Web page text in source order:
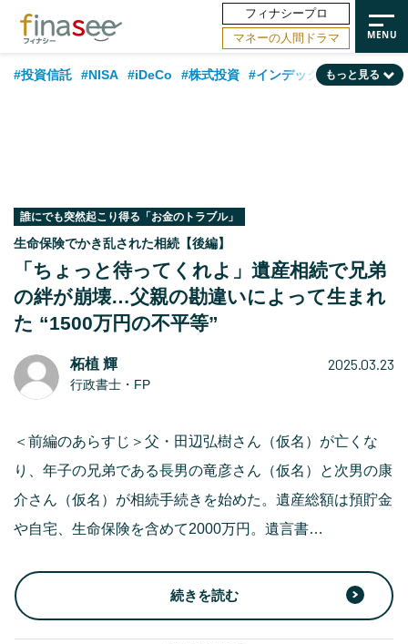
フィナシープロ
マネーの人間ドラマ
#投資信託 #NISA #iDeCo #株式投資 #インデックスファンド
#フィナンシャル・ウェルビーイング
#60代
もっと見る
誰にでも突然起こり得る「お金のトラブル」
生命保険でかき乱された相続【後編】
「ちょっと待ってくれよ」遺産相続で兄弟
の絆が崩壊…父親の勘違いによって生まれ
た “1500万円の不平等”
柘植 輝
行政書士・FP
2025.03.23
＜前編のあらすじ＞父・田辺弘樹さん（仮名）が亡くな
り、年子の兄弟である長男の竜彦さん（仮名）と次男の康
介さん（仮名）が相続手続きを始めた。遺産総額は預貯金
や自宅、生命保険を含めて2000万円。遺言書…
続きを読む